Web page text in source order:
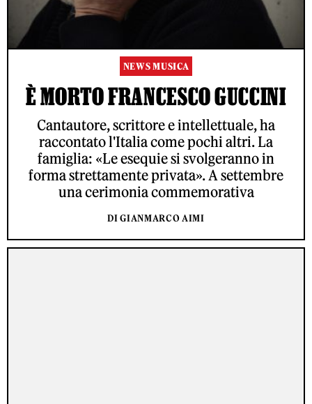
NEWS MUSICA
È MORTO FRANCESCO GUCCINI
Cantautore, scrittore e intellettuale, ha
raccontato l'Italia come pochi altri. La
famiglia: «Le esequie si svolgeranno in
forma strettamente privata». A settembre
una cerimonia commemorativa
DI GIANMARCO AIMI